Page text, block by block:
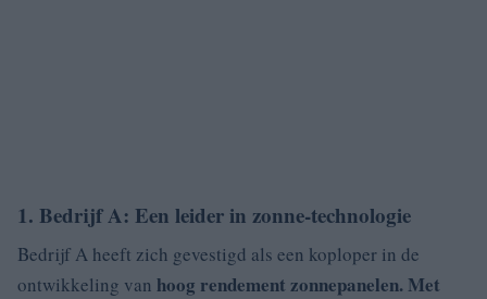
1. Bedrijf A: Een leider in zonne-technologie
Bedrijf A heeft zich gevestigd als een koploper in de
ontwikkeling van hoog rendement zonnepanelen. Met